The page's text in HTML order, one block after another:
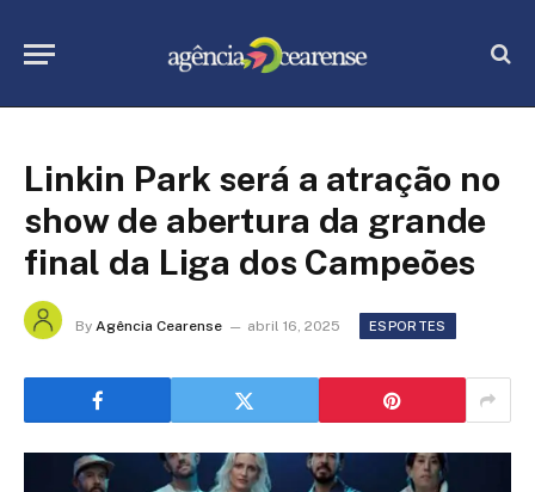
Linkin Park será a atração no
show de abertura da grande
final da Liga dos Campeões
By Agência Cearense abril 16, 2025 ESPORTES